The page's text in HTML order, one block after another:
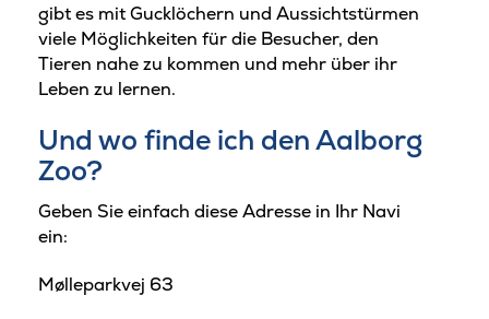
gibt es mit Gucklöchern und Aussichtstürmen
viele Möglichkeiten für die Besucher, den
Tieren nahe zu kommen und mehr über ihr
Leben zu lernen.
Und wo finde ich den Aalborg
Zoo?
Geben Sie einfach diese Adresse in Ihr Navi
ein:
Mølleparkvej 63